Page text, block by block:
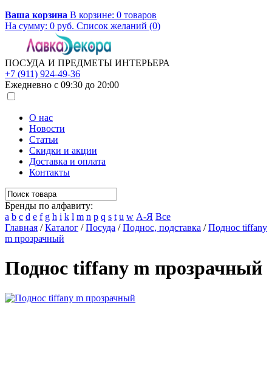
Ваша корзина В корзине: 0 товаров
На сумму: 0 руб. Список желаний (0)
ПОСУДА И ПРЕДМЕТЫ ИНТЕРЬЕРА
+7 (911) 924-49-36
Ежедневно с 09:30 до 20:00
О нас
Новости
Статьи
Скидки и акции
Доставка и оплата
Контакты
Бренды по алфавиту:
a b c d e f g h i k l m n p q s t u w А-Я Все
Главная /Каталог /Посуда /Поднос, подставка /Поднос tiffany
m прозрачный
Поднос tiffany m прозрачный